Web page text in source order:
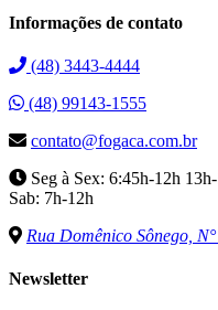
Informações de contato
(48) 3443-4444
(48) 99143-1555
contato@fogaca.com.br
Seg à Sex: 6:45h-12h
Sab: 7h-12h
Rua Domênico Sônego,
Newsletter